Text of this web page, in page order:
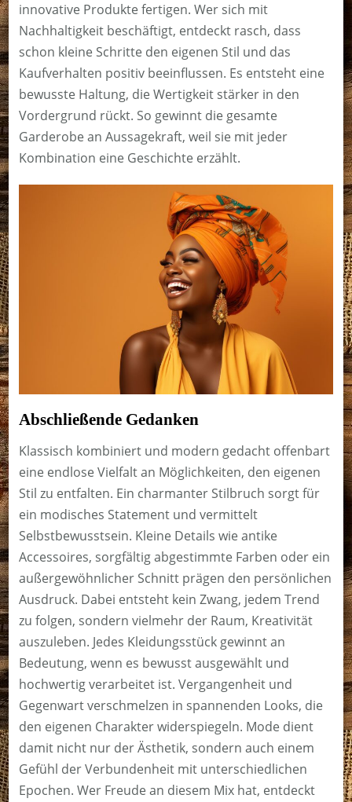
innovative Produkte fertigen. Wer sich mit
Nachhaltigkeit beschäftigt, entdeckt rasch, dass
schon kleine Schritte den eigenen Stil und das
Kaufverhalten positiv beeinflussen. Es entsteht eine
bewusste Haltung, die Wertigkeit stärker in den
Vordergrund rückt. So gewinnt die gesamte
Garderobe an Aussagekraft, weil sie mit jeder
Kombination eine Geschichte erzählt.
Abschließende Gedanken
Klassisch kombiniert und modern gedacht offenbart
eine endlose Vielfalt an Möglichkeiten, den eigenen
Stil zu entfalten. Ein charmanter Stilbruch sorgt für
ein modisches Statement und vermittelt
Selbstbewusstsein. Kleine Details wie antike
Accessoires, sorgfältig abgestimmte Farben oder ein
außergewöhnlicher Schnitt prägen den persönlichen
Ausdruck. Dabei entsteht kein Zwang, jedem Trend
zu folgen, sondern vielmehr der Raum, Kreativität
auszuleben. Jedes Kleidungsstück gewinnt an
Bedeutung, wenn es bewusst ausgewählt und
hochwertig verarbeitet ist. Vergangenheit und
Gegenwart verschmelzen in spannenden Looks, die
den eigenen Charakter widerspiegeln. Mode dient
damit nicht nur der Ästhetik, sondern auch einem
Gefühl der Verbundenheit mit unterschiedlichen
Epochen. Wer Freude an diesem Mix hat, entdeckt